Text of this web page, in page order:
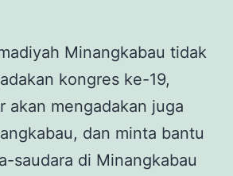
Minangkabau tidak
kongres ke-19,
akan mengadakan juga
dan minta bantu
saudara di Minangkabau